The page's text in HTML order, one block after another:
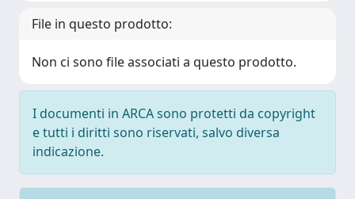
File in questo prodotto:
Non ci sono file associati a questo prodotto.
I documenti in ARCA sono protetti da copyright
e tutti i diritti sono riservati, salvo diversa
indicazione.